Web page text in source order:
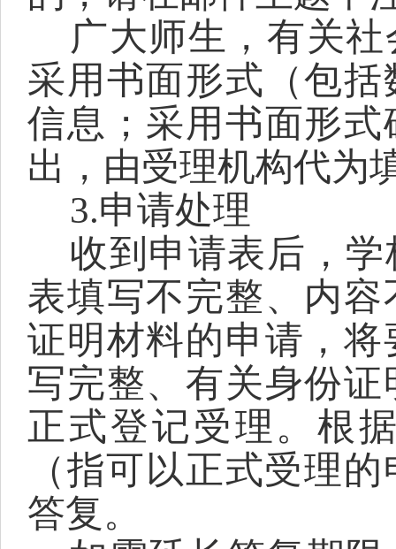
广大师生，有关
采用书面形式（包
信息；采用书面形
出，由受理机构代为
3.申请处理
收到申请表后，
表填写不完整、内
证明材料的申请，
写完整、有关身份
正式登记受理。根
（指可以正式受理
答复。